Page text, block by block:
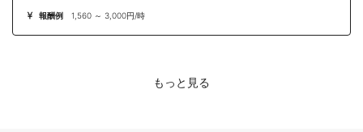
報酬例 1,560 ～ 3,000円/時
もっと見る